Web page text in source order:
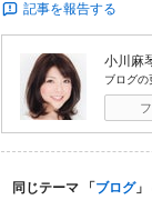
記事を報告する
小川麻
ブログ
同じテーマ 「 ブログ」